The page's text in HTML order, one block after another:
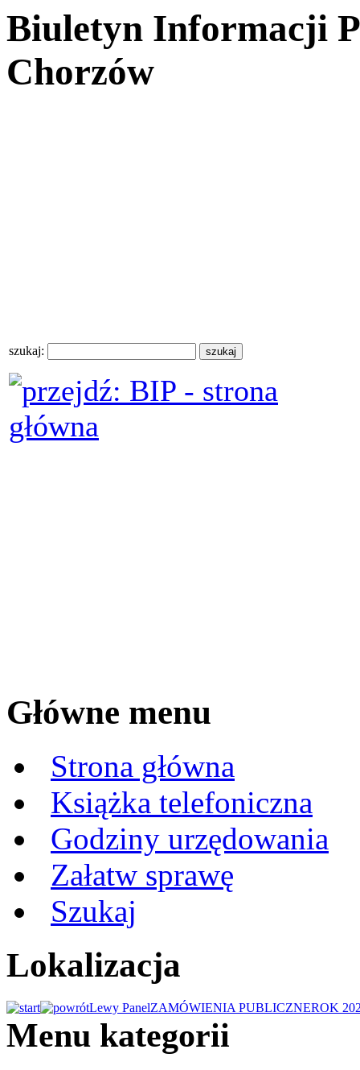
Biuletyn Informacji
Chorzów
szukaj:
Główne menu
Strona główna
Książka telefoniczna
Godziny urzędowania
Załatw sprawę
Szukaj
Lokalizacja
Lewy PanelZAMÓWIENIA PUBLICZNEROK
Menu kategorii